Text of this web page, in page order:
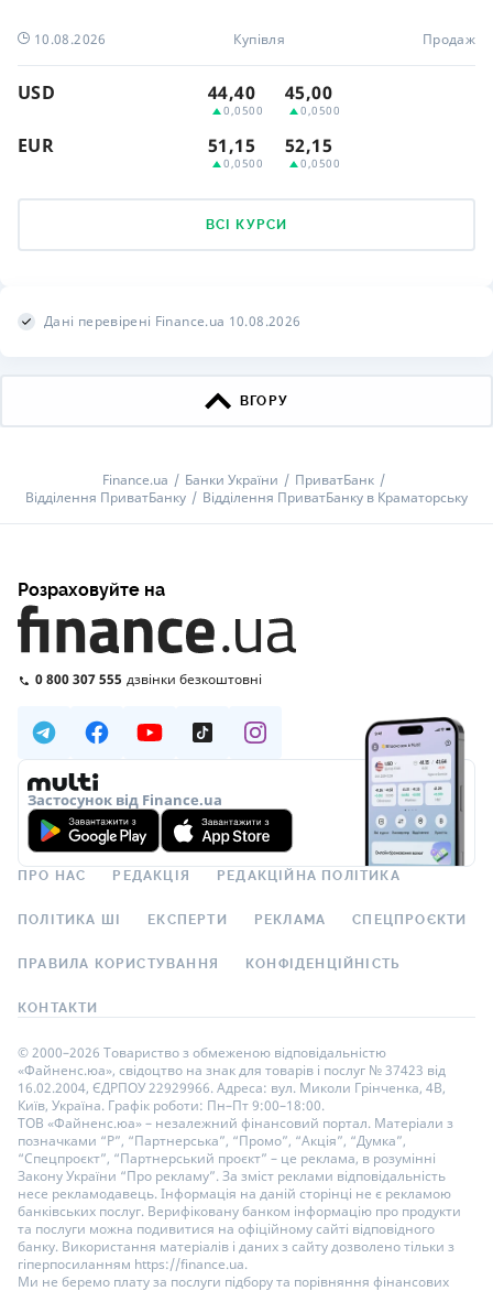
10.08.2026 Купівля Продаж
USD 44,40
0,0500
45,00
0,0500
EUR 51,15
0,0500
52,15
0,0500
ВСІ КУРСИ
Дані перевірені Finance.ua 10.08.2026
ВГОРУ
Finance.ua Банки України
ПриватБанк
Відділення ПриватБанку
Відділення ПриватБанку в Краматорську
Розраховуйте на
0 800 307 555 дзвінки безкоштовні
Застосунок від Finance.ua
ПРО НАС РЕДАКЦІЯ РЕДАКЦІЙНА ПОЛІТИКА
ПОЛІТИКА ШІ ЕКСПЕРТИ РЕКЛАМА СПЕЦПРОЄКТИ
ПРАВИЛА КОРИСТУВАННЯ КОНФІДЕНЦІЙНІСТЬ
КОНТАКТИ
© 2000–2026 Товариство з обмеженою відповідальністю
«Файненс.юа», свідоцтво на знак для товарів і послуг № 37423 від
16.02.2004, ЄДРПОУ 22929966. Адреса: вул. Миколи Грінченка, 4В,
Київ, Україна. Графік роботи: Пн–Пт 9:00–18:00.
ТОВ «Файненс.юа» – незалежний фінансовий портал. Матеріали з
позначками “Р”, “Партнерська”, “Промо”, “Акція”, “Думка”,
“Спецпроєкт”, “Партнерський проєкт” – це реклама, в розумінні
Закону України “Про рекламу”. За зміст реклами відповідальність
несе рекламодавець. Інформація на даній сторінці не є рекламою
банківських послуг. Верифіковану банком інформацію про продукти
та послуги можна подивитися на офіційному сайті відповідного
банку. Використання матеріалів і даних з сайту дозволено тільки з
гіперпосиланням https://finance.ua.
Ми не беремо плату за послуги підбору та порівняння фінансових